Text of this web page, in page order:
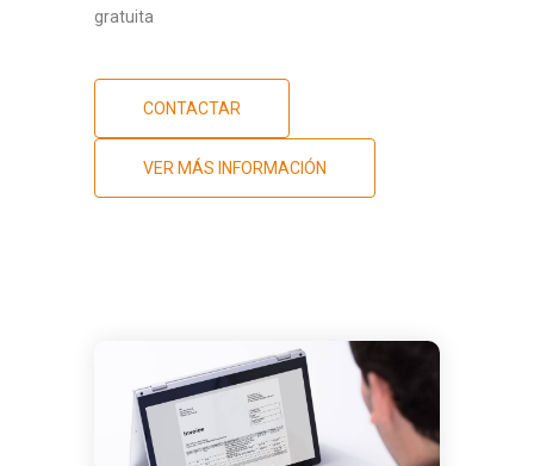
gratuita
CONTACTAR
VER MÁS INFORMACIÓN